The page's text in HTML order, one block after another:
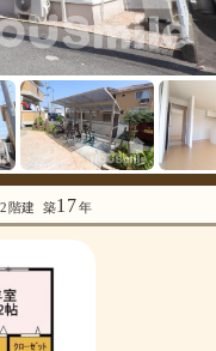
階建 築17年